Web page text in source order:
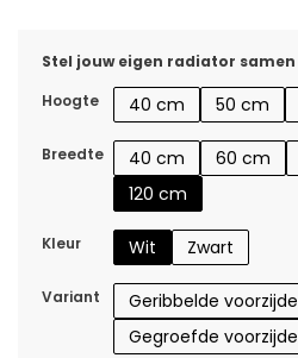
Stel jouw eigen radiator samen
Hoogte
40 cm 50 cm
Breedte 40 cm 60 cm
120 cm
Kleur Wit Zwart
Variant Geribbelde voorzijde
Gegroefde voorzijde